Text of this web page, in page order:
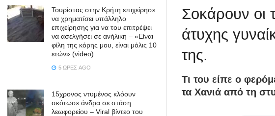
Τουρίστας στην Κρήτη επιχείρησε
να χρηματίσει υπάλληλο
επιχείρησης για να του επιτρέψει
να ασελγήσει σε ανήλικη – «Είναι
φίλη της κόρης μου, είναι μόλις 10
ετών» (video)
5 ΏΡΕΣ AGO
15χρονος ντυμένος κλόουν
σκότωσε άνδρα σε στάση
λεωφορείου – Viral βίντεο του
Σοκάρουν οι
άτυχης
της.
Τι του είπε ο
τα Χανιά από τη